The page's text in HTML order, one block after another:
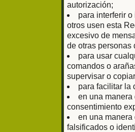
autorización;
para interferir
otros usen esta
excesivo de
de otras personas
para usar
comandos o
supervisar o
para facilitar la
en una manera
consentimiento
en una
falsificados o